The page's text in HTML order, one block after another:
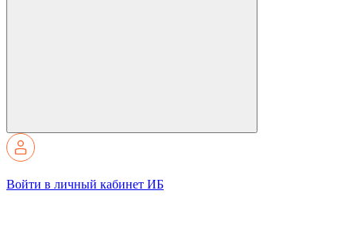
Войти в личный кабинет ИБ